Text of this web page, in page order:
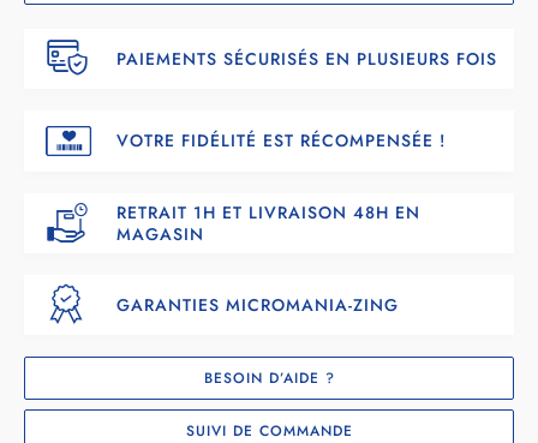
PAIEMENTS SÉCURISÉS EN PLUSIEURS FOIS
VOTRE FIDÉLITÉ EST RÉCOMPENSÉE !
RETRAIT 1H ET LIVRAISON 48H EN
MAGASIN
GARANTIES MICROMANIA-ZING
BESOIN D’AIDE ?
SUIVI DE COMMANDE